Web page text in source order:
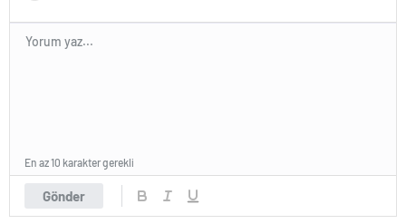
Gönder
En az 10 karakter gerekli